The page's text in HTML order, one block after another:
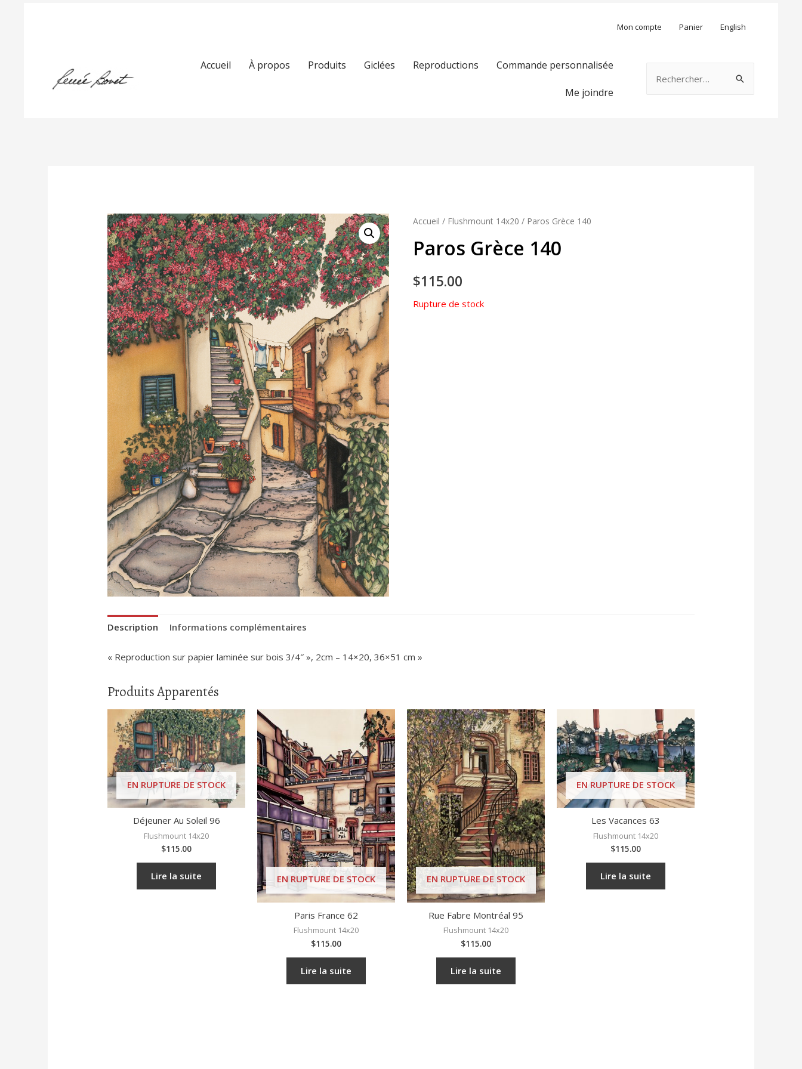
Mon compte Panier English
Accueil À propos Produits Giclées Reproductions Commande personnalisée
Me joindre
Accueil / Flushmount 14x20 / Paros Grèce 140
Paros Grèce 140
$115.00
Rupture de stock
Description Informations complémentaires
« Reproduction sur papier laminée sur bois 3/4″ », 2cm – 14×20, 36×51 cm »
Produits Apparentés
EN RUPTURE DE STOCK
Déjeuner Au Soleil 96
Flushmount 14x20
$115.00
Lire la suite EN RUPTURE DE STOCK
Paris France 62
Flushmount 14x20
$115.00
Lire la suite
EN RUPTURE DE STOCK
Rue Fabre Montréal 95
Flushmount 14x20
$115.00
Lire la suite
EN RUPTURE DE STOCK
Les Vacances 63
Flushmount 14x20
$115.00
Lire la suite